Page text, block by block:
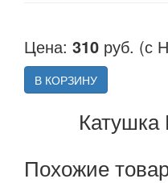
Цена: 310 руб. (с
В КОРЗИНУ
Похожие